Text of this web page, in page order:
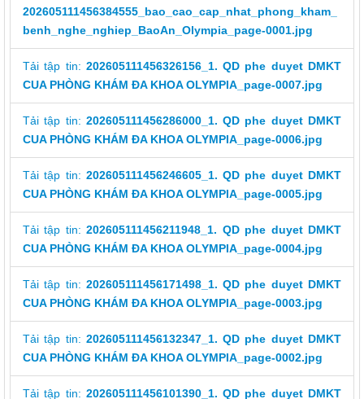
202605111456384555_bao_cao_cap_nhat_phong_kham_
benh_nghe_nghiep_BaoAn_Olympia_page-0001.jpg
Tải tập tin: 202605111456326156_1. QD phe duyet DMKT
CUA PHÒNG KHÁM ĐA KHOA OLYMPIA_page-0007.jpg
Tải tập tin: 202605111456286000_1. QD phe duyet DMKT
CUA PHÒNG KHÁM ĐA KHOA OLYMPIA_page-0006.jpg
Tải tập tin: 202605111456246605_1. QD phe duyet DMKT
CUA PHÒNG KHÁM ĐA KHOA OLYMPIA_page-0005.jpg
Tải tập tin:202605111456211948_1. QD phe duyet DMKT
CUA PHÒNG KHÁM ĐA KHOA OLYMPIA_page-0004.jpg
Tải tập tin: 202605111456171498_1. QD phe duyet DMKT
CUA PHÒNG KHÁM ĐA KHOA OLYMPIA_page-0003.jpg
Tải tập tin: 202605111456132347_1. QD phe duyet DMKT
CUA PHÒNG KHÁM ĐA KHOA OLYMPIA_page-0002.jpg
Tải tập tin: 202605111456101390_1. QD phe duyet DMKT
117/2025/QH15
Luật Bảo vệ bí mật nhà nước
63/2026/NĐ-CP
Nghị định Quy định chi tiết một số điều và biện pháp thi hành
Luật bảo vệ bí mật nhà nước
CÔNG BÁO/Số 1097 + 1098
LUẬT XỬ LÝ VI PHẠM HÀNH CHÍNH
118/2021/NĐ-CP ngày 23 tháng 12 năm 2021 của Chính phủ
quy định chi tiết một số điều và biện pháp thi hành Luật Xử lý
vi phạm hành chính được sửa đổi, bổ sung theo Nghị định số
68/2025/NĐ-CP ngày 18 tháng 3 năm 2025 của Chính phủ và
Nghị định số 120/2021/NĐ-CP ngày 24 tháng 12 năm 2021
của Chính phủ quy định chế độ áp dụng biện pháp xử lý hành
189/2025/NĐ-CP
Nghị định Quy định chi tiết Luật Xử lý vi phạm hành chính về